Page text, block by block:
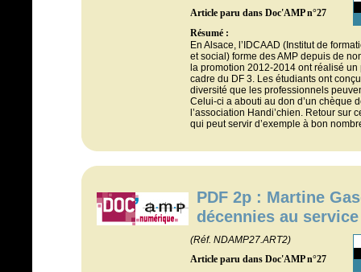
Article paru dans Doc'AMP n°27
Résumé :
En Alsace, l’IDCAAD (Institut de
et social) forme des AMP depuis de
la promotion 2012-2014 ont réalisé
cadre du DF 3. Les étudiants ont
diversité que les professionnels
Celui-ci a abouti au don d’un chèque
l’association Handi’chien. Retour sur
qui peut servir d’exemple à bon
PDF 2p : Martine
décennies au
(Réf. NDAMP27.ART2)
Article paru dans Doc'AMP n°27